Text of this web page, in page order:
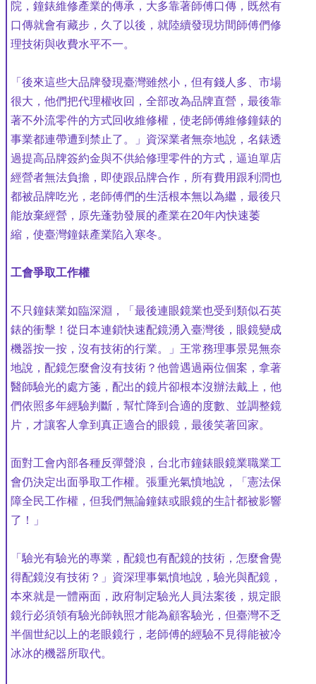
院，鐘錶維修產業的傳承，大多靠著師傅口傳，既然有
口傳就會有藏步，久了以後，就陸續發現坊間師傅們修
理技術與收費水平不一。
「後來這些大品牌發現臺灣雖然小，但有錢人多、市場
很大，他們把代理權收回，全部改為品牌直營，最後靠
著不外流零件的方式回收維修權，使老師傅維修鐘錶的
事業都連帶遭到禁止了。」資深業者無奈地說，名錶透
過提高品牌簽約金與不供給修理零件的方式，逼迫單店
經營者無法負擔，即使跟品牌合作，所有費用跟利潤也
都被品牌吃光，老師傅們的生活根本無以為繼，最後只
能放棄經營，原先蓬勃發展的產業在20年內快速萎
縮，使臺灣鐘錶產業陷入寒冬。
工會爭取工作權
不只鐘錶業如臨深淵，「最後連眼鏡業也受到類似石英
錶的衝擊！從日本連鎖快速配鏡湧入臺灣後，眼鏡變成
機器按一按，沒有技術的行業。」王常務理事景晃無奈
地說，配鏡怎麼會沒有技術？他曾遇過兩位個案，拿著
醫師驗光的處方箋，配出的鏡片卻根本沒辦法戴上，他
們依照多年經驗判斷，幫忙降到合適的度數、並調整鏡
片，才讓客人拿到真正適合的眼鏡，最後笑著回家。
面對工會內部各種反彈聲浪，台北市鐘錶眼鏡業職業工
會仍決定出面爭取工作權。張重光氣憤地說，「憲法保
障全民工作權，但我們無論鐘錶或眼鏡的生計都被影響
了！」
「驗光有驗光的專業，配鏡也有配鏡的技術，怎麼會覺
得配鏡沒有技術？」資深理事氣憤地說，驗光與配鏡，
本來就是一體兩面，政府制定驗光人員法案後，規定眼
鏡行必須領有驗光師執照才能為顧客驗光，但臺灣不乏
半個世紀以上的老眼鏡行，老師傅的經驗不見得能被冷
冰冰的機器所取代。